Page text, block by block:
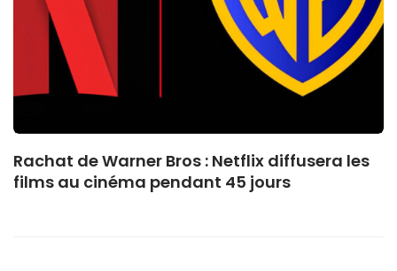
Rachat de Warner Bros : Netflix diffusera les
films au cinéma pendant 45 jours